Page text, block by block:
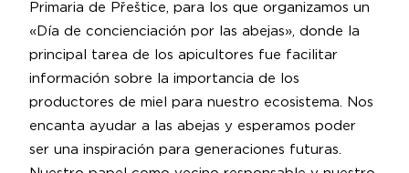
Primaria de Přeštice, para los que organizamos un
«Día de concienciación por las abejas», donde la
principal tarea de los apicultores fue facilitar
información sobre la importancia de los
productores de miel para nuestro ecosistema. Nos
encanta ayudar a las abejas y esperamos poder
ser una inspiración para generaciones futuras.